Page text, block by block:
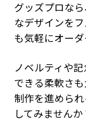
グッズプロな
なデザインを
も気軽にオーダ
ノベルティや
できる柔軟さ
制作を進めら
してみませんか